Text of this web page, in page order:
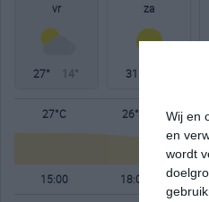
Wij en
en
wordt
vr
27° 14°
za
31°
27°C 26°C
15:00 18:00